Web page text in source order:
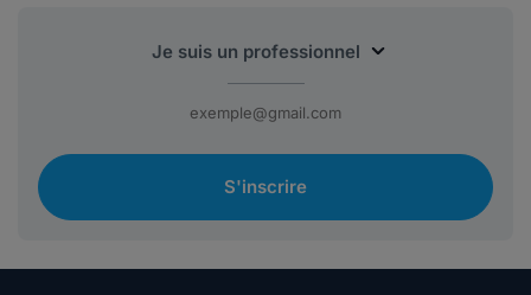
S'inscrire